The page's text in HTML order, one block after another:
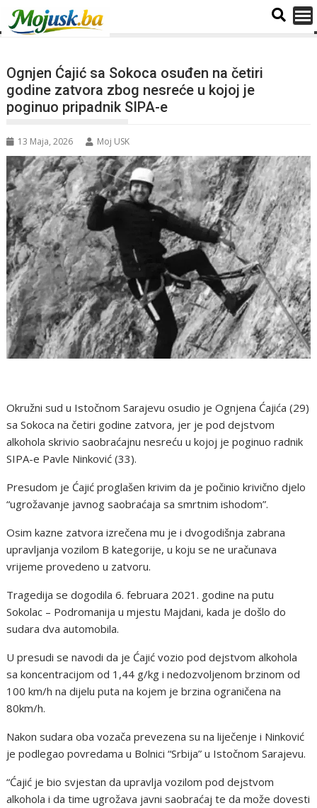
Ognjen Ćajić sa Sokoca osuđen na četiri
godine zatvora zbog nesreće u kojoj je
poginuo pripadnik SIPA-e
13 Maja, 2026 Moj USK
Okružni sud u Istočnom Sarajevu osudio je Ognjena Ćajića (29)
sa Sokoca na četiri godine zatvora, jer je pod dejstvom
alkohola skrivio saobraćajnu nesreću u kojoj je poginuo radnik
SIPA-e Pavle Ninković (33).
Presudom je Ćajić proglašen krivim da je počinio krivično djelo
“ugrožavanje javnog saobraćaja sa smrtnim ishodom”.
Osim kazne zatvora izrečena mu je i dvogodišnja zabrana
upravljanja vozilom B kategorije, u koju se ne uračunava
vrijeme provedeno u zatvoru.
Tragedija se dogodila 6. februara 2021. godine na putu
Sokolac – Podromanija u mjestu Majdani, kada je došlo do
sudara dva automobila.
U presudi se navodi da je Ćajić vozio pod dejstvom alkohola
sa koncentracijom od 1,44 g/kg i nedozvoljenom brzinom od
100 km/h na dijelu puta na kojem je brzina ograničena na
80km/h.
Nakon sudara oba vozača prevezena su na liječenje i Ninković
je podlegao povredama u Bolnici “Srbija” u Istočnom Sarajevu.
“Ćajić je bio svjestan da upravlja vozilom pod dejstvom
alkohola i da time ugrožava javni saobraćaj te da može dovesti